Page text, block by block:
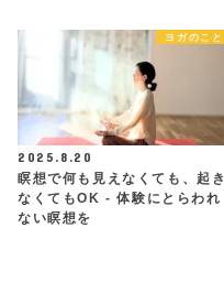
ヨガのこと
2025.8.20
瞑想で何も見えなくても、起き
なくてもOK - 体験にとらわれ
ない瞑想を